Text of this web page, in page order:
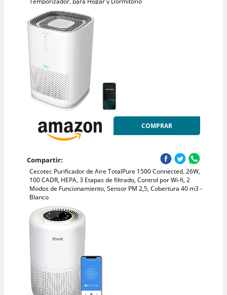
COMPRAR
Compartir:
Cecotec Purificador de Aire TotalPure 1500 Connected. 26W,
100 CADR, HEPA, 3 Etapas de filtrado, Control por Wi-fi, 2
Modos de Funcionamiento, Sensor PM 2,5, Cobertura 40 m3 -
Blanco